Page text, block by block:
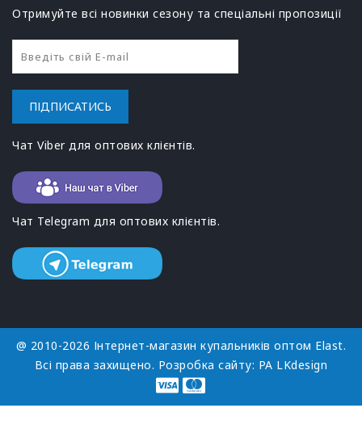
Отримуйте всі новинки сезону та спеціальні пропозиції
ПІДПИСАТИСЬ
Чат Viber для оптових клієнтів.
Чат Telegram для оптових клієнтів.
@ 2010-2026 Інтернет-магазин купальників оптом Elast.
Всі права захищено. Розробка сайту: РА LKdesign